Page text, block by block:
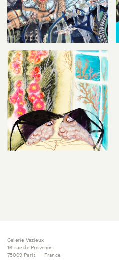
Galerie Vazieux
16 rue de Provence
75009 Paris — France